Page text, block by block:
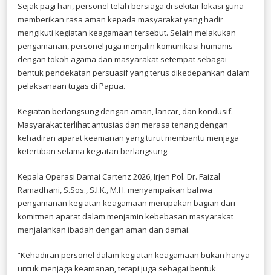
Sejak pagi hari, personel telah bersiaga di sekitar lokasi guna
memberikan rasa aman kepada masyarakat yang hadir
mengikuti kegiatan keagamaan tersebut. Selain melakukan
pengamanan, personel juga menjalin komunikasi humanis
dengan tokoh agama dan masyarakat setempat sebagai
bentuk pendekatan persuasif yang terus dikedepankan dalam
pelaksanaan tugas di Papua.
Kegiatan berlangsung dengan aman, lancar, dan kondusif.
Masyarakat terlihat antusias dan merasa tenang dengan
kehadiran aparat keamanan yang turut membantu menjaga
ketertiban selama kegiatan berlangsung.
Kepala Operasi Damai Cartenz 2026, Irjen Pol. Dr. Faizal
Ramadhani, S.Sos., S.I.K., M.H. menyampaikan bahwa
pengamanan kegiatan keagamaan merupakan bagian dari
komitmen aparat dalam menjamin kebebasan masyarakat
menjalankan ibadah dengan aman dan damai.
“Kehadiran personel dalam kegiatan keagamaan bukan hanya
untuk menjaga keamanan, tetapi juga sebagai bentuk